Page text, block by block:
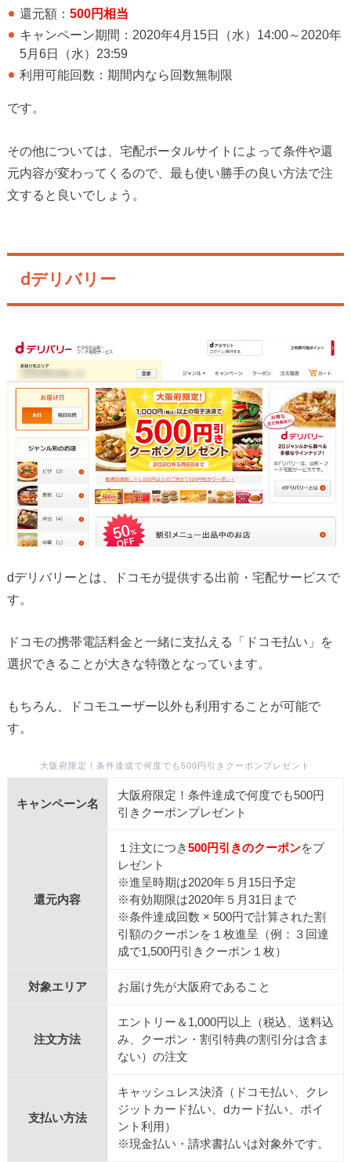
還元額：500円相当
キャンペーン期間：2020年4月15日（水）14:00～2020年
5月6日（水）23:59
利用可能回数：期間内なら回数無制限
です。
その他については、宅配ポータルサイトによって条件や還
元内容が変わってくるので、最も使い勝手の良い方法で注
文すると良いでしょう。
dデリバリー
dデリバリーとは、ドコモが提供する出前・宅配サービスで
す。
ドコモの携帯電話料金と一緒に支払える「ドコモ払い」を
選択できることが大きな特徴となっています。
もちろん、ドコモユーザー以外も利用することが可能で
す。
大阪府限定！条件達成で何度でも500円引きクーポンプレゼント
キャンペーン名
大阪府限定！条件達成で何度でも500円
引きクーポンプレゼント
還元内容
１注文につき500円引きのクーポンをプ
レゼント
※進呈時期は2020年５月15日予定
※有効期限は2020年５月31日まで
※条件達成回数 × 500円で計算された割
引額のクーポンを１枚進呈（例：３回達
成で1,500円引きクーポン１枚）
対象エリア お届け先が大阪府であること
注文方法
エントリー＆1,000円以上（税込、送料込
み、クーポン・割引特典の割引分は含ま
ない）の注文
支払い方法
キャッシュレス決済（ドコモ払い、クレ
ジットカード払い、dカード払い、ポイ
ント利用）
※現金払い・請求書払いは対象外です。